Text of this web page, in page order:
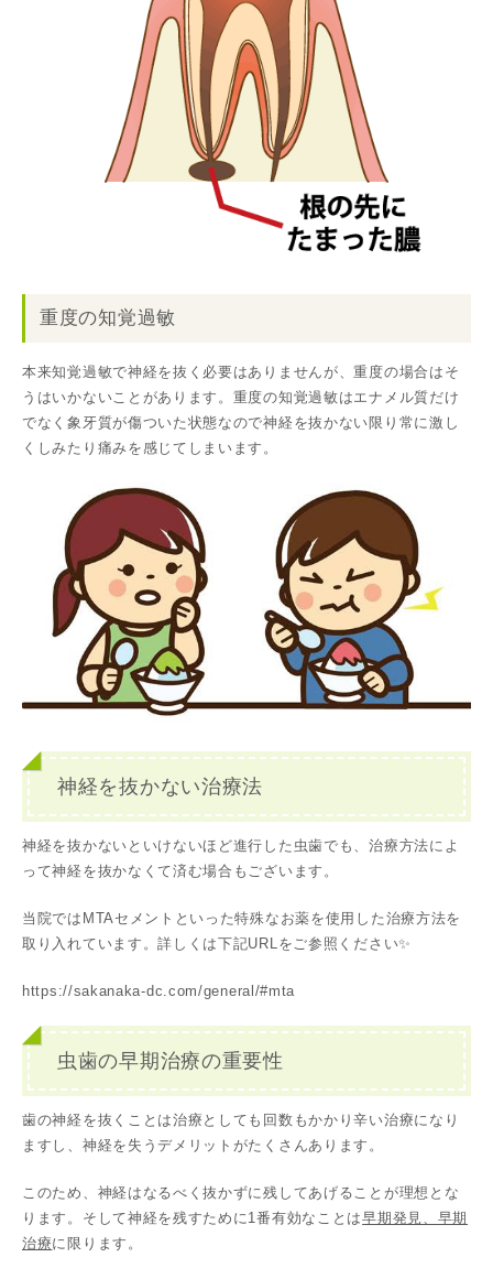
重度の知覚過敏
本来知覚過敏で神経を抜く必要はありませんが、重度の場合はそ
うはいかないことがあります。重度の知覚過敏はエナメル質だけ
でなく象牙質が傷ついた状態なので神経を抜かない限り常に激し
くしみたり痛みを感じてしまいます。
神経を抜かない治療法
神経を抜かないといけないほど進行した虫歯でも、治療方法によ
って神経を抜かなくて済む場合もございます。
当院ではMTAセメントといった特殊なお薬を使用した治療方法を
取り入れています。詳しくは下記URLをご参照ください✨
https://sakanaka-dc.com/general/#mta
虫歯の早期治療の重要性
歯の神経を抜くことは治療としても回数もかかり辛い治療になり
ますし、神経を失うデメリットがたくさんあります。
このため、神経はなるべく抜かずに残してあげることが理想とな
ります。そして神経を残すために1番有効なことは早期発見、早期
治療に限ります。